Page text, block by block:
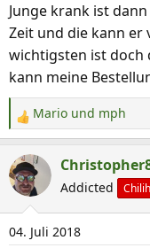
Junge krank ist
Zeit und die kann er
wichtigsten ist doch
kann meine
R
e
a
k
t
i
o
Mario und mph
Addicted
04. Juli 2018